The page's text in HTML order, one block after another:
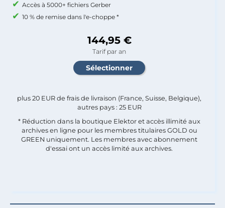
Accès à 5000+ fichiers Gerber
10 % de remise dans l'e-choppe *
144,95 €
Tarif par an
plus 20 EUR de frais de livraison (France, Suisse, Belgique),
autres pays : 25 EUR
* Réduction dans la boutique Elektor et accès illimité aux
archives en ligne pour les membres titulaires GOLD ou
GREEN uniquement. Les membres avec abonnement
d'essai ont un accès limité aux archives.